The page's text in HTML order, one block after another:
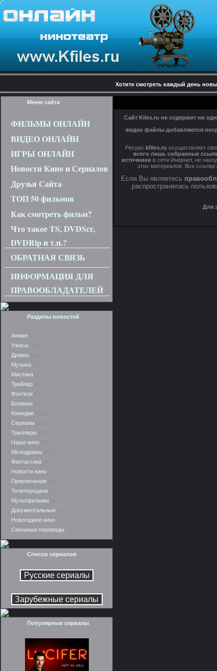
Хотите смотреть каждый день
Меню сайта
ФИЛЬМЫ ОНЛАЙН
ВИДЕО ОНЛАЙН
ИГРЫ ОНЛАЙН
Новости Кино и Сериалов
Друзья Сайта
ТОП 50 фильмов
Как смотреть фильм?
Что такое TS, DVDScr,
DVDRip и т.п.?
ОБРАТНАЯ СВЯЗЬ
ИНФОРМАЦИЯ ДЛЯ
ПРАВООБЛАДАТЕЛЕЙ
Разделы новостей
Аниме
Ужасы
Драмы
Музыка
Мистика
Трейлер
Фэнтези
Боевики
Комедии
Сериалы
Триллеры
Наше кино
Мелодрамы
Фантастика
Новости кино
Приключения
Телепередачи
Мультфильмы
Документальные
Новогоднее кино
Смешные переводы
Список сериалов
Популярные сериалы
Сайт Kiles.ru не содержит ни
видео файлы добавляются
Ресурс kfiles.ru осуществляет
всего лишь собранные
источники в сети Инернет, не
этих материалов. Все
Если Вы являетесь
распространялась
Для